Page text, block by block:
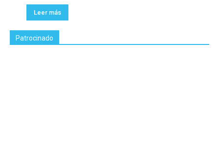
Leer más
Patrocinado